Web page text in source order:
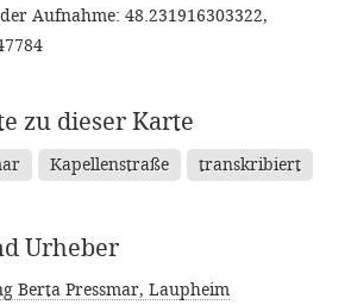
Aufnahme: 48.231916303322,
zu dieser Karte
Kapellenstraße transkribiert
Urheber
Berta Pressmar, Laupheim